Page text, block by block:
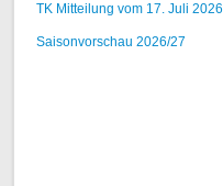
TK Mitteilung vom 17. Juli 2026
Saisonvorschau 2026/27